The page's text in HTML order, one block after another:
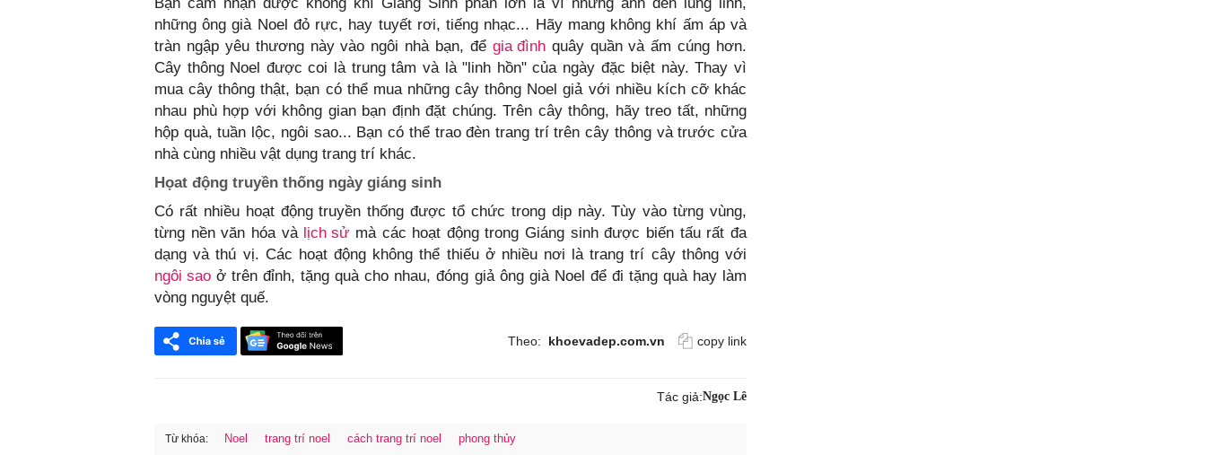
những ông già Noel đỏ rực, hay tuyết rơi, tiếng nhạc... Hãy mang không khí ấm áp và
tràn ngập yêu thương này vào ngôi nhà bạn, để gia đìnhquây quần và ấm cúng hơn.
Cây thông Noel được coi là trung tâm và là "linh hồn" của ngày đặc biệt này. Thay vì
mua cây thông thật, bạn có thể mua những cây thông Noel giả với nhiều kích cỡ khác
nhau phù hợp với không gian bạn định đặt chúng. Trên cây thông, hãy treo tất, những
hộp quà, tuần lộc, ngôi sao... Bạn có thể trao đèn trang trí trên cây thông và trước cửa
nhà cùng nhiều vật dụng trang trí khác.
Họat động truyền thống ngày giáng sinh
Có rất nhiều hoạt động truyền thống được tổ chức trong dịp này. Tùy vào từng vùng,
từng nền văn hóa và lịch sử mà các hoạt động trong Giáng sinh được biến tấu rất đa
dạng và thú vị. Các hoạt động không thể thiếu ở nhiều nơi là trang trí cây thông với
ngôi sao ở trên đỉnh, tặng quà cho nhau, đóng giả ông già Noel để đi tặng quà hay làm
vòng nguyệt quế.
Theo: khoevadep.com.vn copy link
Tác giả:Ngọc Lê
Từ khóa: Noel trang trí noel cách trang trí noel phong thủy